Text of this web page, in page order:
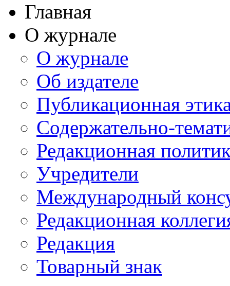
Главная
О журнале
О журнале
Об издателе
Публикационная
Содержательно-
Редакционная
Учредители
Международный
Редакционная
Редакция
Товарный знак